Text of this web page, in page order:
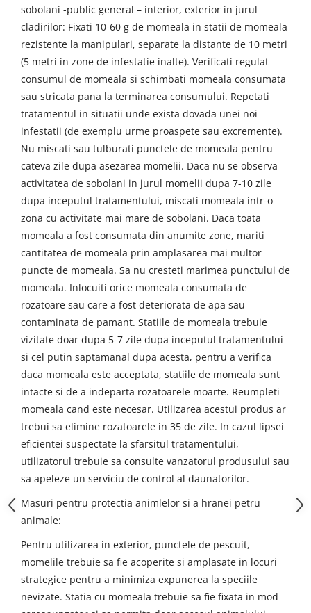
sobolani -public general – interior, exterior in jurul
cladirilor: Fixati 10-60 g de momeala in statii de momeala
rezistente la manipulari, separate la distante de 10 metri
(5 metri in zone de infestatie inalte). Verificati regulat
consumul de momeala si schimbati momeala consumata
sau stricata pana la terminarea consumului. Repetati
tratamentul in situatii unde exista dovada unei noi
infestatii (de exemplu urme proaspete sau excremente).
Nu miscati sau tulburati punctele de momeala pentru
cateva zile dupa asezarea momelii. Daca nu se observa
activitatea de sobolani in jurul momelii dupa 7-10 zile
dupa inceputul tratamentului, miscati momeala intr-o
zona cu activitate mai mare de sobolani. Daca toata
momeala a fost consumata din anumite zone, mariti
cantitatea de momeala prin amplasarea mai multor
puncte de momeala. Sa nu cresteti marimea punctului de
momeala. Inlocuiti orice momeala consumata de
rozatoare sau care a fost deteriorata de apa sau
contaminata de pamant. Statiile de momeala trebuie
vizitate doar dupa 5-7 zile dupa inceputul tratamentului
si cel putin saptamanal dupa acesta, pentru a verifica
daca momeala este acceptata, statiile de momeala sunt
intacte si de a indeparta rozatoarele moarte. Reumpleti
momeala cand este necesar. Utilizarea acestui produs ar
trebui sa elimine rozatoarele in 35 de zile. In cazul lipsei
eficientei suspectate la sfarsitul tratamentului,
utilizatorul trebuie sa consulte vanzatorul produsului sau
sa apeleze un serviciu de control al daunatorilor.
Masuri pentru protectia animlelor si a hranei petru
animale:
Pentru utilizarea in exterior, punctele de pescuit,
momelile trebuie sa fie acoperite si amplasate in locuri
strategice pentru a minimiza expunerea la speciile
nevizate. Statia cu momeala trebuie sa fie fixata in mod